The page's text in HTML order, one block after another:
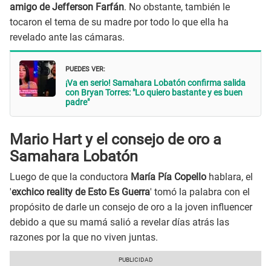
amigo de Jefferson Farfán. No obstante, también le
tocaron el tema de su madre por todo lo que ella ha
revelado ante las cámaras.
PUEDES VER:
¡Va en serio! Samahara Lobatón confirma salida
con Bryan Torres: "Lo quiero bastante y es buen
padre"
Mario Hart y el consejo de oro a
Samahara Lobatón
Luego de que la conductora María Pía Copello hablara, el
'exchico reality de Esto Es Guerra' tomó la palabra con el
propósito de darle un consejo de oro a la joven influencer
debido a que su mamá salió a revelar días atrás las
razones por la que no viven juntas.